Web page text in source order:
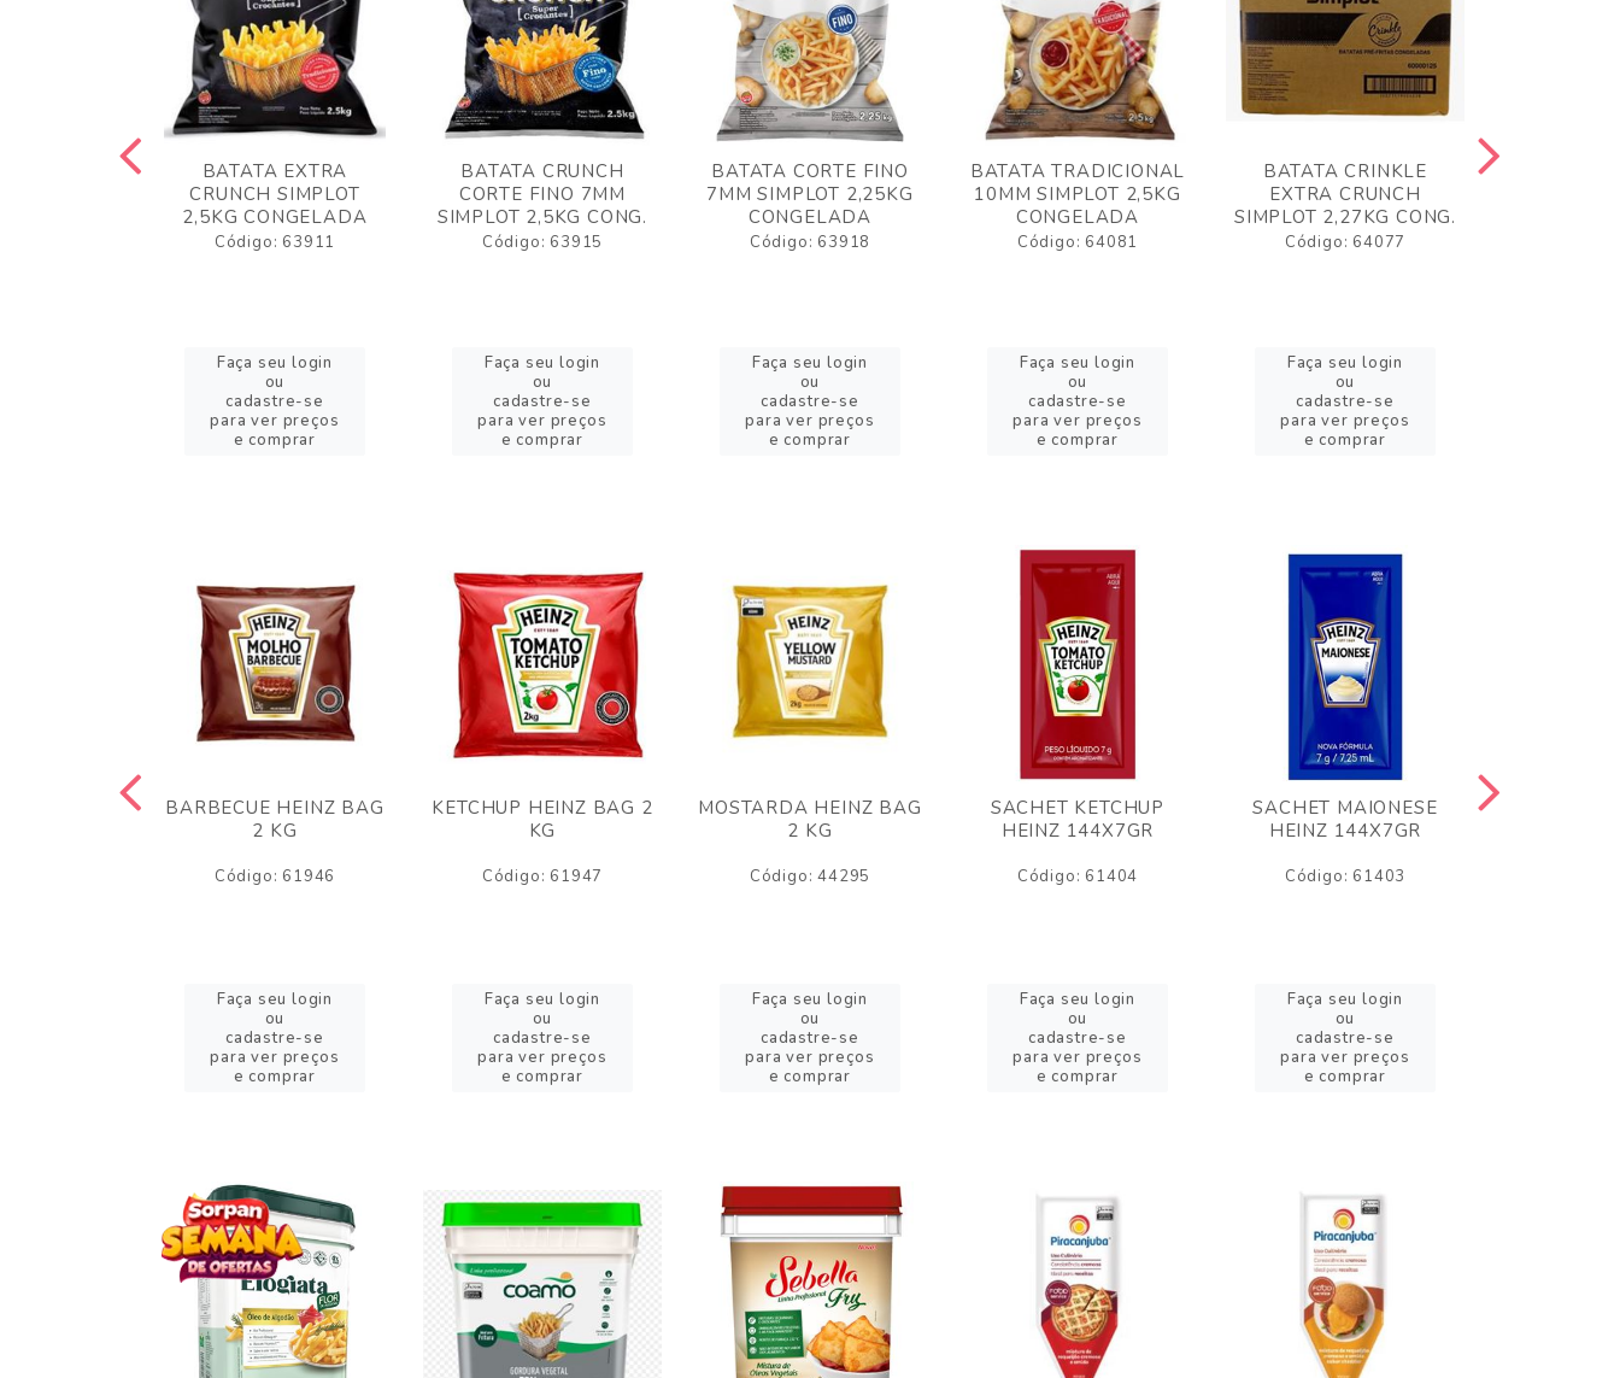
BATATA EXTRA
CRUNCH SIMPLOT
2,5KG CONGELADA
Código: 63911
Faça seu login
ou
cadastre-se
para ver preços
e comprar
BATATA CRUNCH
CORTE FINO 7MM
SIMPLOT 2,5KG CONG.
Código: 63915
Faça seu login
ou
cadastre-se
para ver preços
e comprar
BATATA CORTE FINO
7MM SIMPLOT 2,25KG
CONGELADA
Código: 63918
Faça seu login
ou
cadastre-se
para ver preços
e comprar
BATATA TRADICIONAL
10MM SIMPLOT 2,5KG
CONGELADA
Código: 64081
Faça seu login
ou
cadastre-se
para ver preços
e comprar
BATATA CRINKLE
EXTRA CRUNCH
SIMPLOT 2,27KG CONG.
Código: 64077
Faça seu login
ou
cadastre-se
para ver preços
e comprar
BARBECUE HEINZ BAG
2 KG
Código: 61946
Faça seu login
ou
cadastre-se
para ver preços
e comprar
KETCHUP HEINZ BAG 2
KG
Código: 61947
Faça seu login
ou
cadastre-se
para ver preços
e comprar
MOSTARDA HEINZ BAG
2 KG
Código: 44295
Faça seu login
ou
cadastre-se
para ver preços
e comprar
SACHET KETCHUP
HEINZ 144X7GR
Código: 61404
Faça seu login
ou
cadastre-se
para ver preços
e comprar
SACHET MAIONESE
HEINZ 144X7GR
Código: 61403
Faça seu login
ou
cadastre-se
para ver preços
e comprar